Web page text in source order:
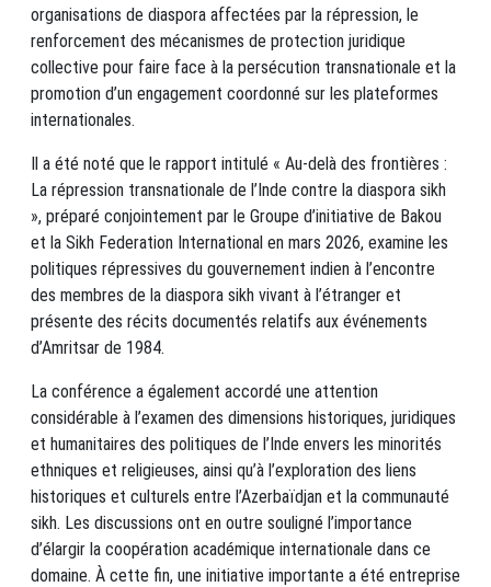
organisations de diaspora affectées par la répression, le
renforcement des mécanismes de protection juridique
collective pour faire face à la persécution transnationale et la
promotion d’un engagement coordonné sur les plateformes
internationales.
Il a été noté que le rapport intitulé « Au-delà des frontières :
La répression transnationale de l’Inde contre la diaspora sikh
», préparé conjointement par le Groupe d’initiative de Bakou
et la Sikh Federation International en mars 2026, examine les
politiques répressives du gouvernement indien à l’encontre
des membres de la diaspora sikh vivant à l’étranger et
présente des récits documentés relatifs aux événements
d’Amritsar de 1984.
La conférence a également accordé une attention
considérable à l’examen des dimensions historiques, juridiques
et humanitaires des politiques de l’Inde envers les minorités
ethniques et religieuses, ainsi qu’à l’exploration des liens
historiques et culturels entre l’Azerbaïdjan et la communauté
sikh. Les discussions ont en outre souligné l’importance
d’élargir la coopération académique internationale dans ce
domaine. À cette fin, une initiative importante a été entreprise